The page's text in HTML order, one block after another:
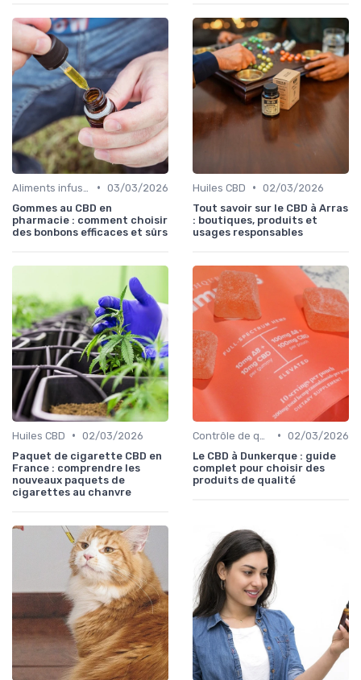
• 03/03/2026
Gommes au CBD en
pharmacie : comment choisir
des bonbons efficaces et sûrs
Huiles CBD • 02/03/2026
Tout savoir sur le CBD à Arras
: boutiques, produits et
usages responsables
Huiles CBD • 02/03/2026
Paquet de cigarette CBD en
France : comprendre les
nouveaux paquets de
cigarettes au chanvre
• 02/03/2026
Le CBD à Dunkerque : guide
complet pour choisir des
produits de qualité